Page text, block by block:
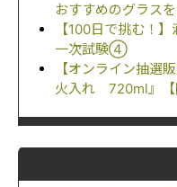
おすすめのグラス
【100日で挑む！
一次試験④
【オンライン抽
火入れ 720ml』【